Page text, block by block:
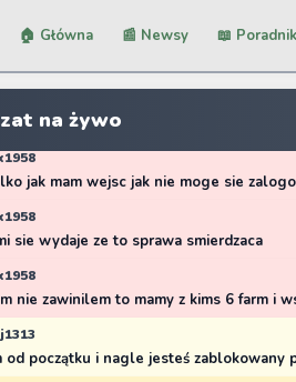
🏠 Główna 📰 Newsy 📖
na żywo
prosze mi odpisac dlaczego
techniczna jest na dole strony z grą.
jak mam wejsc jak nie moge sie
sie wydaje ze to sprawa smierdzaca
nie zawinilem to mamy z kims 6 farm i
od początku i nagle jesteś zablokowany